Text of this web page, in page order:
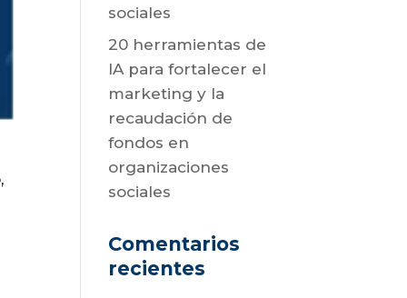
sociales
20 herramientas de
IA para fortalecer el
marketing y la
recaudación de
fondos en
organizaciones
sociales
Comentarios
recientes